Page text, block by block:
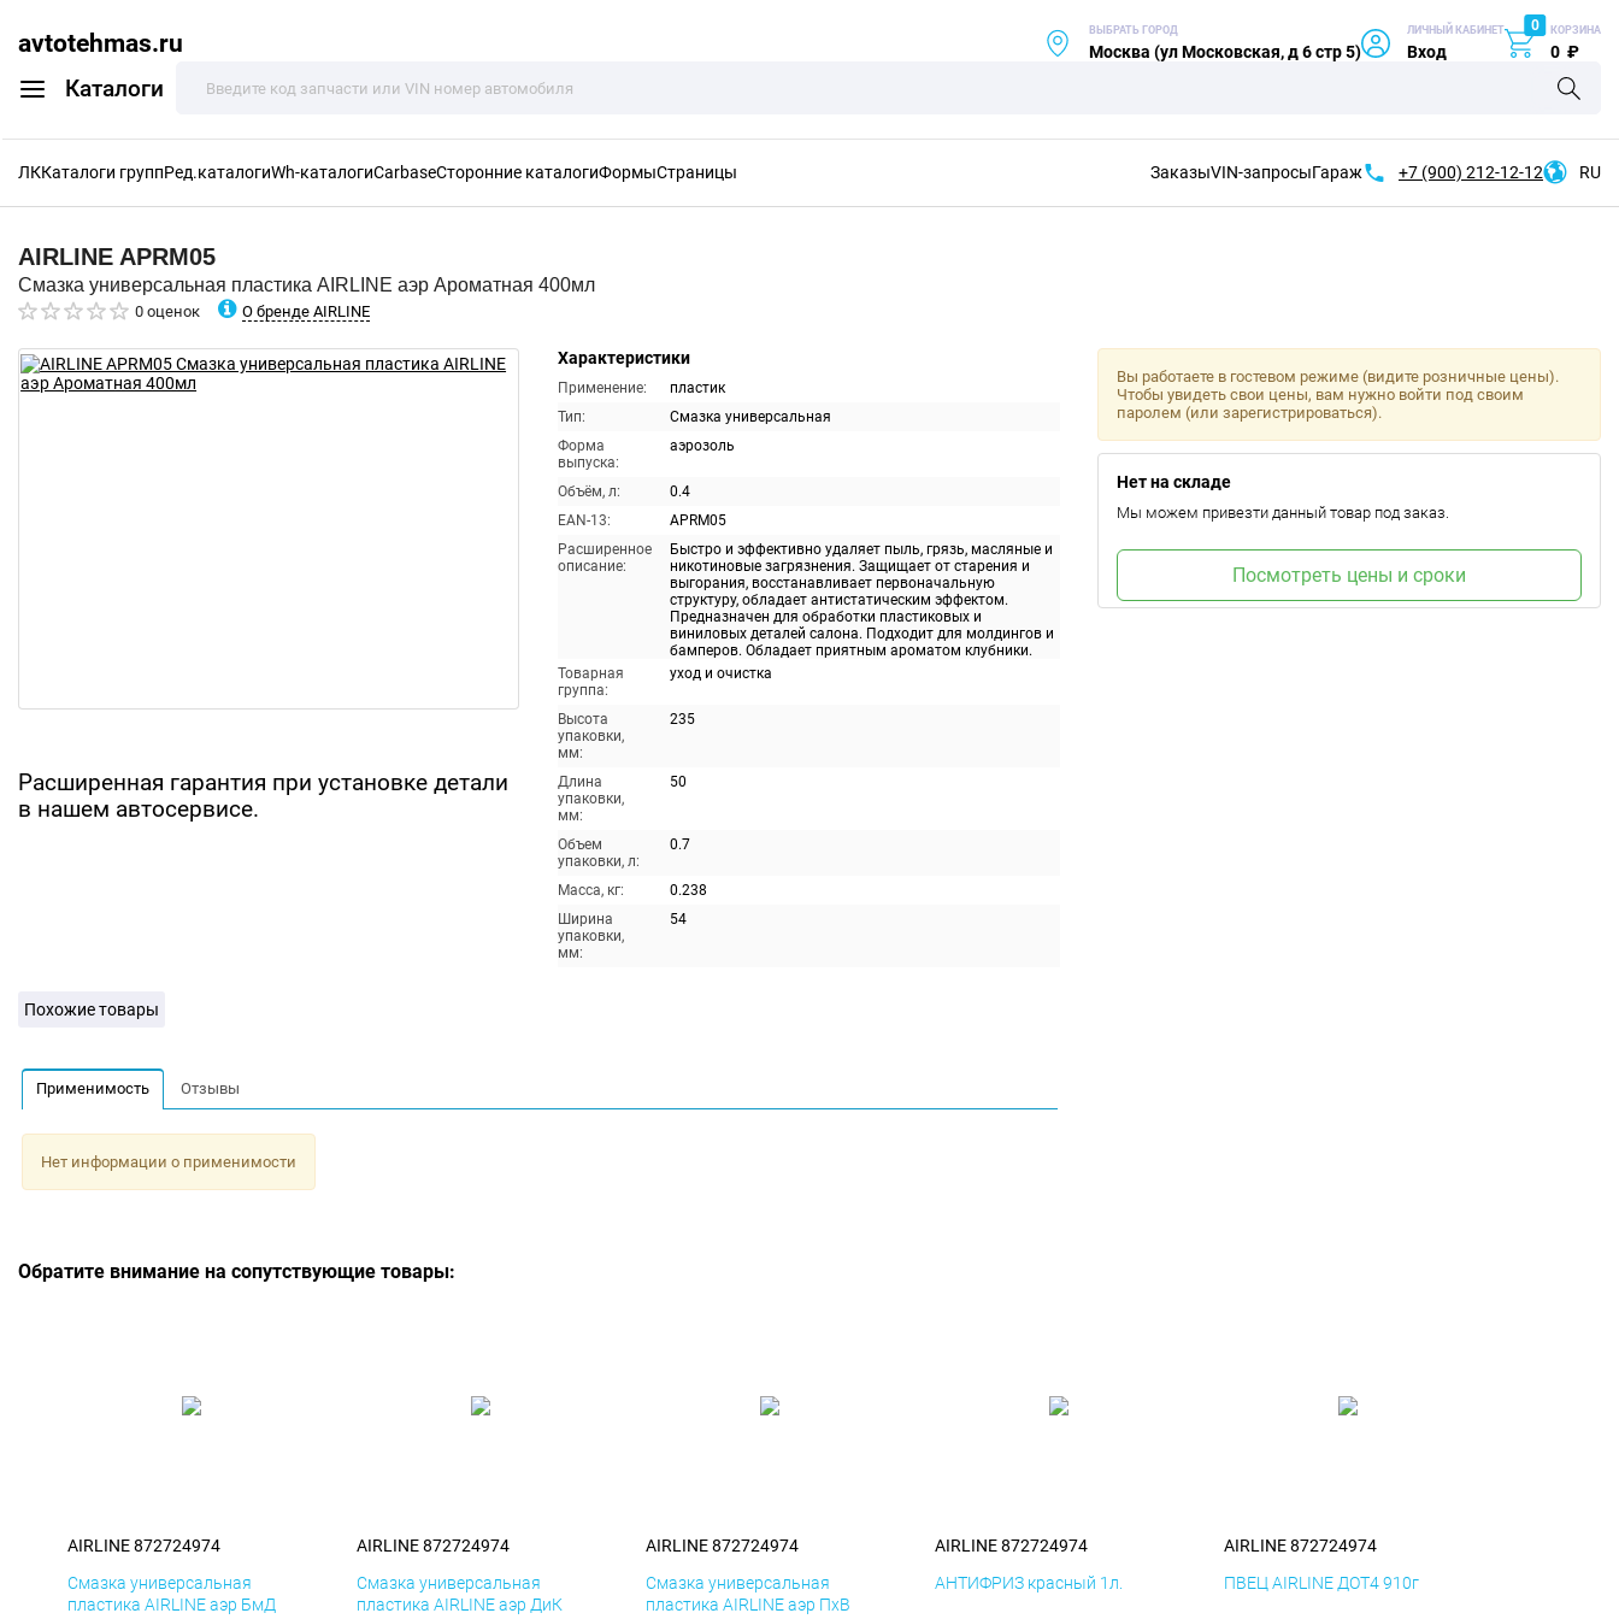
avtotehmas.ru
Каталоги
ВЫБРАТЬ ГОРОД
Москва (ул Московская, д 6 стр 5)
ЛИЧНЫЙ КАБИНЕТ
Вход
0 КОРЗИНА
0 ₽
ЛККаталоги группРед.каталогиWh-каталогиCarbaseСторонние каталогиФормыСтраницы ЗаказыVIN-запросыГараж +7 (900) 212-12-12 RU
AIRLINE APRM05
Смазка универсальная пластика AIRLINE аэр Ароматная 400мл
0 оценок О бренде AIRLINE
Расширенная гарантия при установке детали
в нашем автосервисе.
Характеристики
Применение:
пластик
Тип:
Смазка универсальная
Форма
выпуска:
аэрозоль
Объём, л:
0.4
EAN-13:
APRM05
Расширенное
описание:
Быстро и эффективно удаляет пыль, грязь, масляные и
никотиновые загрязнения. Защищает от старения и
выгорания, восстанавливает первоначальную
структуру, обладает антистатическим эффектом.
Предназначен для обработки пластиковых и
виниловых деталей салона. Подходит для молдингов и
бамперов. Обладает приятным ароматом клубники.
Товарная
группа:
уход и очистка
Высота
упаковки,
мм:
235
Длина
упаковки,
мм:
50
Объем
упаковки, л:
0.7
Масса, кг:
0.238
Ширина
упаковки,
мм:
54
Вы работаете в гостевом режиме (видите розничные цены).
Чтобы увидеть свои цены, вам нужно войти под своим
паролем (или зарегистрироваться).
Нет на складе
Мы можем привезти данный товар под заказ.
Посмотреть цены и сроки
Похожие товары
Применимость Отзывы
Нет информации о применимости
Обратите внимание на сопутствующие товары:
AIRLINE 872724974
Смазка универсальная
пластика AIRLINE аэр БмД
AIRLINE 872724974
Смазка универсальная
пластика AIRLINE аэр ДиК
AIRLINE 872724974
Смазка универсальная
пластика AIRLINE аэр ПхВ
AIRLINE 872724974
АНТИФРИЗ красный 1л.
AIRLINE 872724974
ПВЕЦ AIRLINE ДОТ4 910г